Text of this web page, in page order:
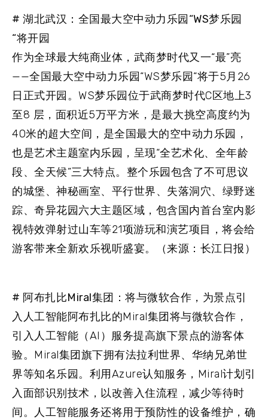
# 湖北武汉：全国最大空中动力乐园“WS梦乐园
“将开园
作为全球最大纯商业体，武商梦时代又一“最”亮
——全国最大空中动力乐园“WS梦乐园“将于5月26
日正式开园。WS梦乐园位于武商梦时代C区地上3
至8 层，面积近5万平方米，是最大挑空高度约为
40米的超大空间，是全国最大的空中动力乐园，
也是艺术主题室内乐园，呈现“全艺术化、全年龄
段、全天候”三大特点。整个乐园包含了不可思议
的城堡、神秘画室、平行世界、失落洞穴、绿野迷
踪、奇异花园六大主题区域，包含国内首台室内影
视特效弹射过山车等21项游玩和演艺项目，将会给
游客带来全新欢乐视听盛宴。（来源：长江日报）
# 阿布扎比Miral集团：将与微软合作，为景点引
入人工智能阿布扎比的Miral集团将与微软合作，
引入人工智能（AI）服务提高旗下景点的游客体
验。Miral集团旗下拥有法拉利世界、华纳兄弟世
界等知名乐园。利用Azure认知服务，Miral计划引
入面部识别技术，以改善入住流程，减少等待时
间。人工智能服务还将用于预防性的设备维护，确